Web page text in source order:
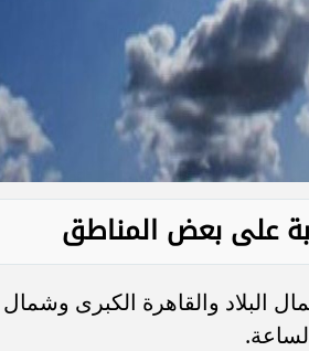
على بعض المناطق
والقاهرة الكبرى وشمال